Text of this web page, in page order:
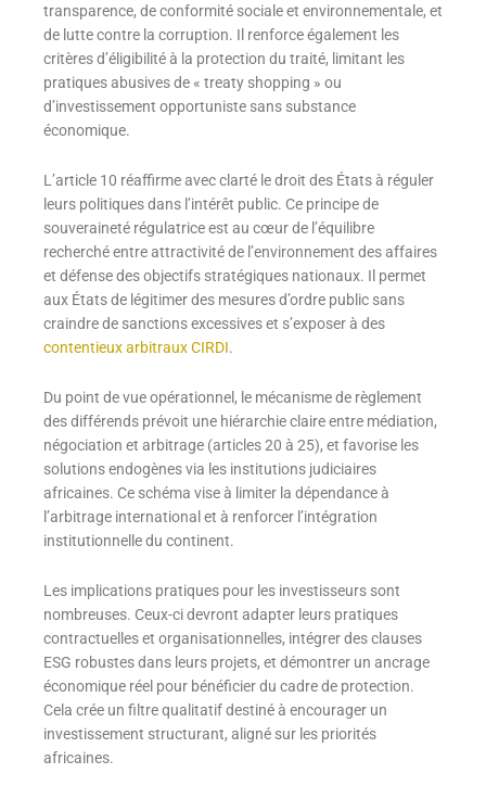
transparence, de conformité sociale et environnementale, et
de lutte contre la corruption. Il renforce également les
critères d’éligibilité à la protection du traité, limitant les
pratiques abusives de « treaty shopping » ou
d’investissement opportuniste sans substance
économique.
L’article 10 réaffirme avec clarté le droit des États à réguler
leurs politiques dans l’intérêt public. Ce principe de
souveraineté régulatrice est au cœur de l’équilibre
recherché entre attractivité de l’environnement des affaires
et défense des objectifs stratégiques nationaux. Il permet
aux États de légitimer des mesures d’ordre public sans
craindre de sanctions excessives et s’exposer à des
contentieux arbitraux CIRDI.
Du point de vue opérationnel, le mécanisme de règlement
des différends prévoit une hiérarchie claire entre médiation,
négociation et arbitrage (articles 20 à 25), et favorise les
solutions endogènes via les institutions judiciaires
africaines. Ce schéma vise à limiter la dépendance à
l’arbitrage international et à renforcer l’intégration
institutionnelle du continent.
Les implications pratiques pour les investisseurs sont
nombreuses. Ceux-ci devront adapter leurs pratiques
contractuelles et organisationnelles, intégrer des clauses
ESG robustes dans leurs projets, et démontrer un ancrage
économique réel pour bénéficier du cadre de protection.
Cela crée un filtre qualitatif destiné à encourager un
investissement structurant, aligné sur les priorités
africaines.